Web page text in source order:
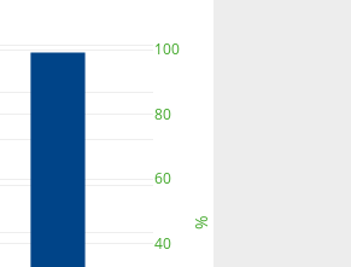
40
60
80
100
%